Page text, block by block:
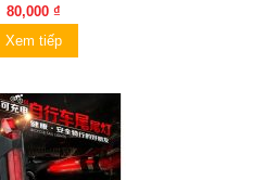
80,000 ₫
Xem tiếp